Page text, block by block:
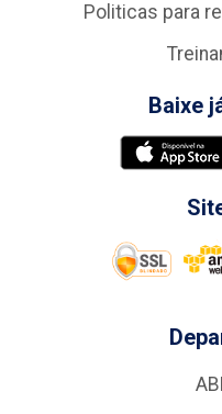
Politicas para
Baixe